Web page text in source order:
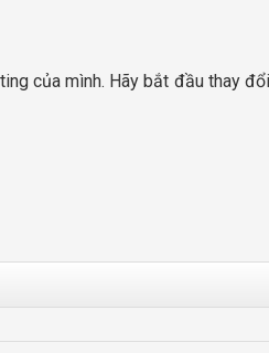
của mình. Hãy bắt đầu thay